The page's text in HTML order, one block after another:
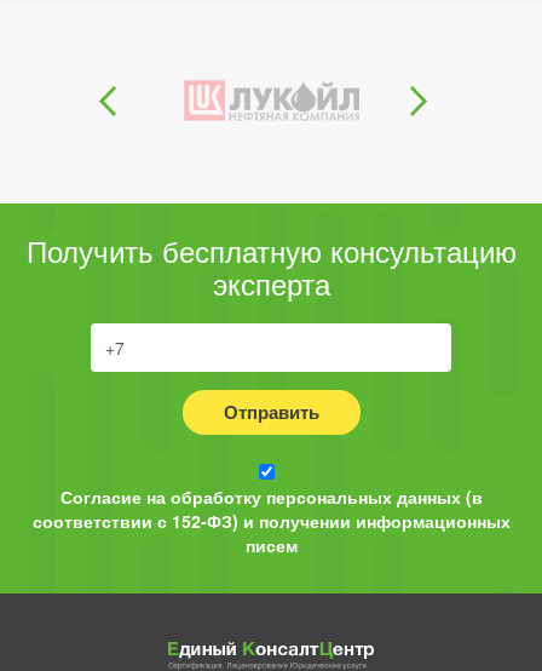
Получить бесплатную консультацию
эксперта
Отправить
Согласие на обработку персональных данных (в
соответствии с 152-ФЗ) и получении информационных
писем